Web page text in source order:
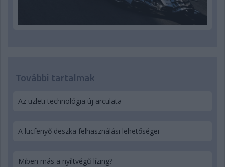
További tartalmak
Az üzleti technológia új arculata
A lucfenyő deszka felhasználási lehetőségei
Miben más a nyíltvégű lízing?